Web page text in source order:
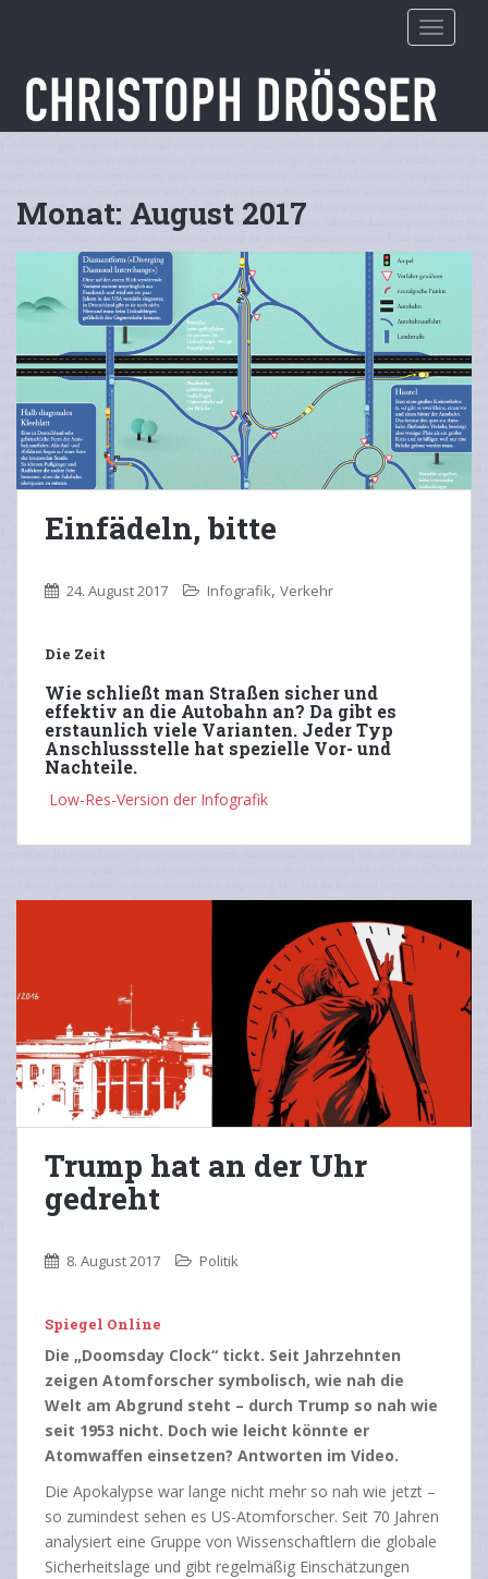
o
Monat: August 2017
Einfädeln, bitte
24. August 2017 Infografik, Verkehr
Die Zeit
Wie schließt man Straßen sicher und
effektiv an die Autobahn an? Da gibt es
erstaunlich viele Varianten. Jeder Typ
Anschlussstelle hat spezielle Vor- und
Nachteile.
Low-Res-Version der Infografik
Trump hat an der Uhr
gedreht
8. August 2017 Politik
Spiegel Online
Die „Doomsday Clock“ tickt. Seit Jahrzehnten
zeigen Atomforscher symbolisch, wie nah die
Welt am Abgrund steht – durch Trump so nah wie
seit 1953 nicht. Doch wie leicht könnte er
Atomwaffen einsetzen? Antworten im Video.
Die Apokalypse war lange nicht mehr so nah wie jetzt –
so zumindest sehen es US-Atomforscher. Seit 70 Jahren
analysiert eine Gruppe von Wissenschaftlern die globale
Sicherheitslage und gibt regelmäßig Einschätzungen